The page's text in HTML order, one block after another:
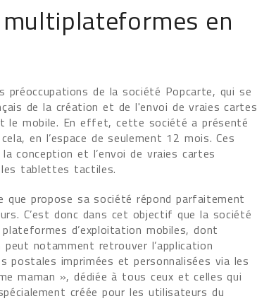
en
préoccupations de la société Popcarte, qui se
de la création et de l'envoi de vraies cartes
le mobile. En effet, cette société a présenté
en l’espace de seulement 12 mois. Ces
conception et l’envoi de vraies cartes
tablettes tactiles.
propose sa société répond parfaitement
C’est donc dans cet objectif que la société
d’exploitation mobiles, dont
notamment retrouver l’application
postales imprimées et personnalisées via les
maman », dédiée à tous ceux et celles qui
créée pour les utilisateurs du